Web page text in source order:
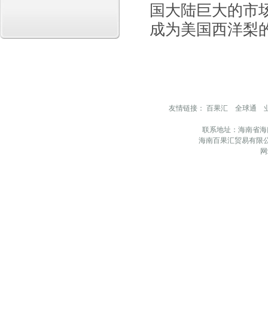
国大陆巨大的市
成为美国西洋梨
友情链接： 百果汇 全球通
联系地址：海南省
海南百果汇贸易有限